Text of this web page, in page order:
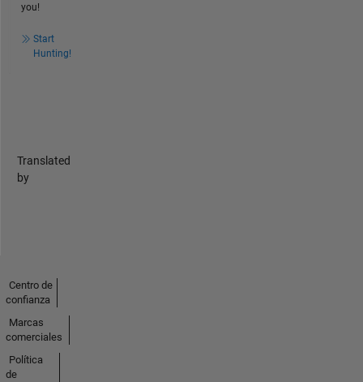
you!
Start
Hunting!
Translated
by
Centro de
confianza
Marcas
comerciales
Política
de